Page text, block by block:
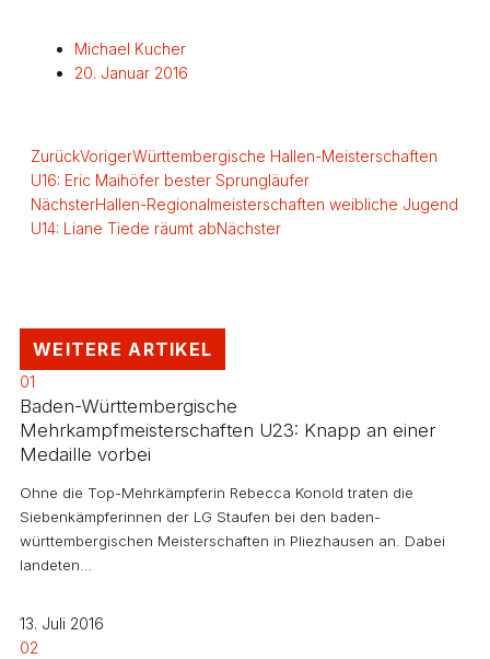
Michael Kucher
20. Januar 2016
ZurückVorigerWürttembergische Hallen-Meisterschaften
U16: Eric Maihöfer bester Sprungläufer
NächsterHallen-Regionalmeisterschaften weibliche Jugend
U14: Liane Tiede räumt abNächster
WEITERE ARTIKEL
01
Baden-Württembergische
Mehrkampfmeisterschaften U23: Knapp an einer
Medaille vorbei
Ohne die Top-Mehrkämpferin Rebecca Konold traten die
Siebenkämpferinnen der LG Staufen bei den baden-
württembergischen Meisterschaften in Pliezhausen an. Dabei
landeten…
13. Juli 2016
02